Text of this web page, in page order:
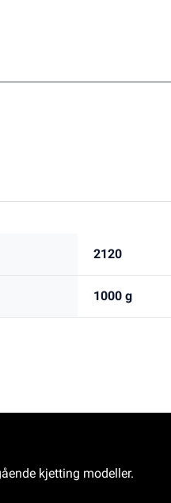
2120
1000 g
kjetting modeller.